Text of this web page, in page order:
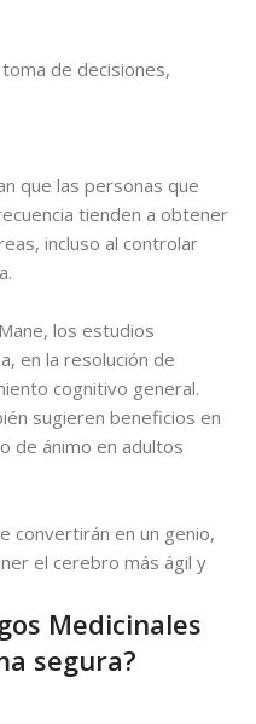
de decisiones,
que las personas que
tienden a obtener
incluso al controlar
los estudios
en la resolución de
cognitivo general.
sugieren beneficios en
de ánimo en adultos
convertirán en un genio,
el cerebro más ágil y
Medicinales
segura?